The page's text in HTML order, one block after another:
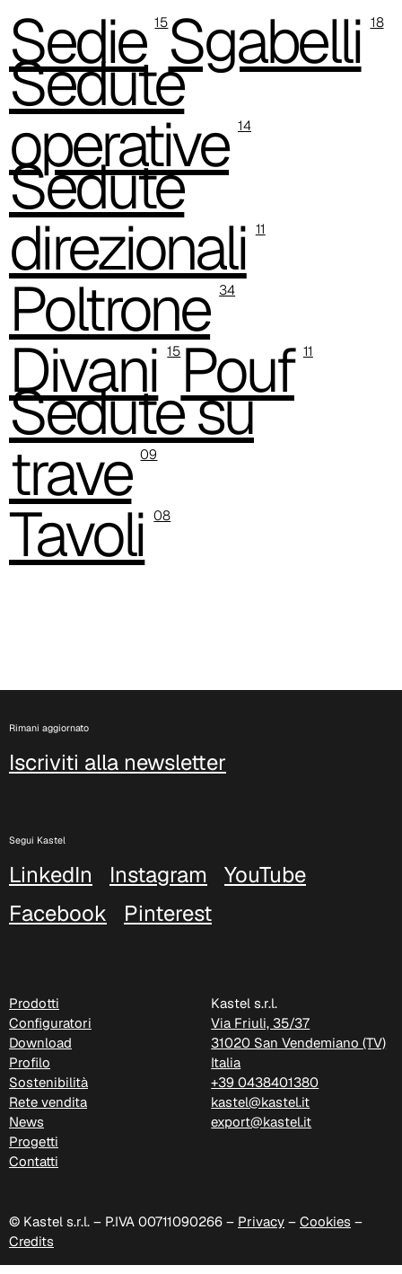
C 36C
C 37C
C 38L
Sedie 15Sgabelli 18
Sedute
operative 14
Sedute
direzionali 11
Poltrone 34
Divani 15Pouf 11
Sedute su
trave 09
Tavoli 08
Rimani aggiornato
Iscriviti alla newsletter
Segui Kastel
LinkedIn Instagram
YouTube
Facebook
Pinterest
Prodotti
Configuratori
Download
Profilo
Sostenibilità
Rete vendita
News
Progetti
Contatti
Kastel s.r.l.
Via Friuli, 35/37
31020 San Vendemiano (TV)
Italia
+39 0438401380
kastel@kastel.it
export@kastel.it
© Kastel s.r.l. – P.IVA 00711090266 – Privacy – Cookies –
Credits